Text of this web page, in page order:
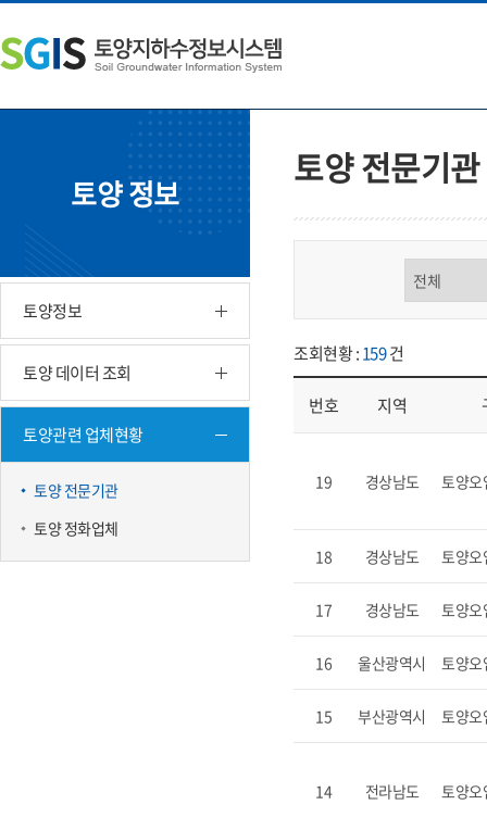
문
내
용
쪽
메
뉴
단
주
소
토양 정보
토양정보
토양 데이터 조회
토양관련 업체현황
토양 전문기관
토양 정화업체
토양 전문기관
조회현황 :159건
번호 지역
19 경상남도 토양오
18 경상남도 토양오
17 경상남도 토양오
16 울산광역시 토양오
15 부산광역시 토양오
14 전라남도 토양오